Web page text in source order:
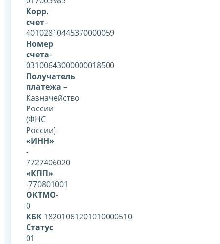
Корр.
счет–
40102810445370000059
Номер
счета-
03100643000000018500
Получатель
платежа –
Казначейство
России
(ФНС
России)
«ИНН»
-
7727406020
«КПП»
-770801001
ОКТМО-
0
КБК 18201061201010000510
Статус
01